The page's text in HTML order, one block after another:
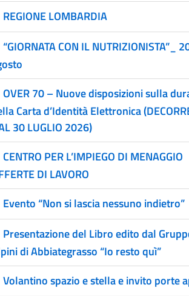
REGIONE LOMBARDIA
“GIORNATA CON IL NUTRIZIONISTA”_
OVER 70 – Nuove disposizioni sulla
Carta d’Identità Elettronica
30 LUGLIO 2026)
CENTRO PER L’IMPIEGO DI MENAGGIO
DI LAVORO
Evento “Non si lascia nessuno indietro”
Presentazione del Libro edito dal
di Abbiategrasso “Io resto quì”
Volantino spazio e stella e invito porte